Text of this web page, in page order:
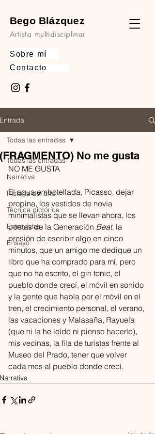
Bego Blázquez
Artista multidisciplinar
Sobre mí
Contacto
Entrada
Todas las entradas
Narrativa
Historia del arte
Técnica pictórica
Entrevistas
Ensayo
Todas las entradas
(FRAGMENTO) No me gusta
NO ME GUSTA
El agua embotellada, Picasso, dejar
propina, los vestidos de novia
minimalistas que se llevan ahora, los
poetas de la Generación Beat, la
presión de escribir algo en cinco
minutos, que un amigo me dedique un
libro que ha comprado para mí, pero
que no ha escrito, el gin tonic, el
pueblo donde crecí, el móvil en sonido
y la gente que habla por el móvil en el
tren, el crecimiento personal, el verano,
las vacaciones y Malasaña, Rayuela
(que ni la he leído ni pienso hacerlo),
mis vecinas, la fila de turistas frente al
Museo del Prado, tener que volver
cada mes al pueblo donde crecí.
Narrativa